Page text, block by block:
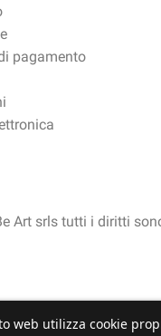
pagamento
Art srls tutti i diritti
web utilizza cookie